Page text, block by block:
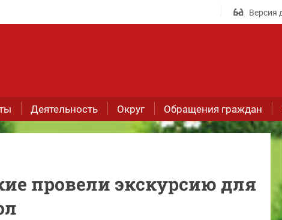
Версия
Деятельность Округ Обращения граждан
провели экскурсию для